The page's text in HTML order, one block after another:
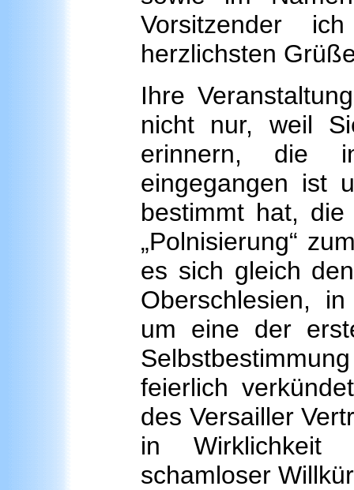
Vorsitzender
herzlichsten
Ihre
nicht nur, weil
erinnern, die
eingegangen ist
bestimmt hat,
„Polnisierung“
es sich gleich
Oberschlesien,
um eine der
feierlich
des Versailler
in Wirklichkeit
schamloser